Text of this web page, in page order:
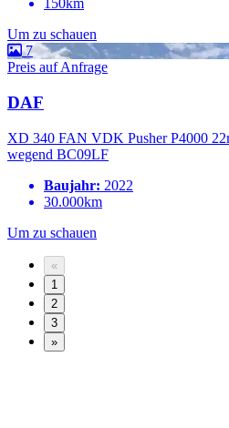
150km
Um zu schauen
7
Preis auf Anfrage
DAF
XD 340 FAN VDK Pusher P4000
wegend BC09LF
Baujahr: 2022
30.000km
Um zu schauen
«
1
2
3
»